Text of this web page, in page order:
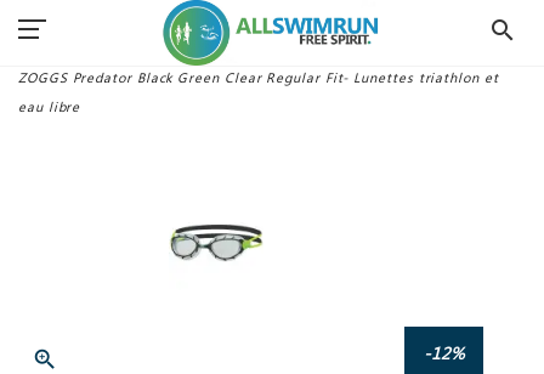
search
Lunettes Swimrun
ZOGGS Predator Black Green Clear Regular Fit- Lunettes triathlon et
eau libre
zoom_in -12%